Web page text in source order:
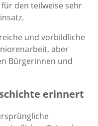
den teilweise sehr
und vorbildliche
aber
Bürgerinnen und
erinnert